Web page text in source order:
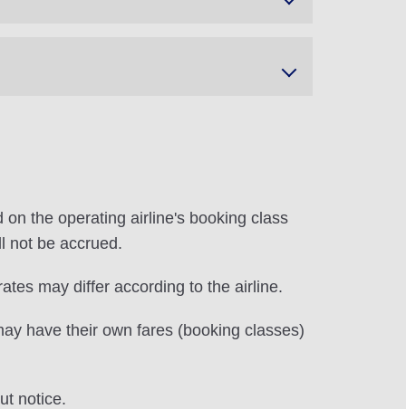
the operating airline's booking class
not be accrued.
may differ according to the airline.
have their own fares (booking classes)
notice.